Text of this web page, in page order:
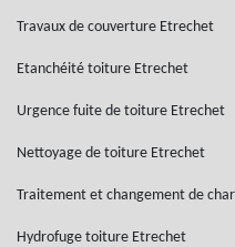
Travaux de couverture Etrechet
Etanchéité toiture Etrechet
Urgence fuite de toiture Etrechet
Nettoyage de toiture Etrechet
Traitement et changement de
Hydrofuge toiture Etrechet